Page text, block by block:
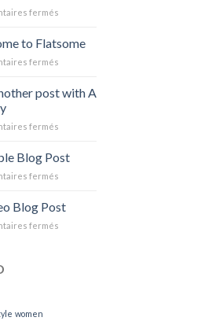
ferméssur
to Flatsome
ferméssur
to
post with A
ferméssur
another
with
Gallery
Blog Post
ferméssur
Simple
Post
Blog Post
ferméssur
women